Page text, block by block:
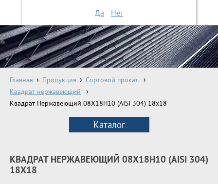
Да
Нет
ЗАКАЗАТЬ ОБРАТНЫЙ ЗВОНОК
Главная Продукция
Сортовой прокат
Квадрат нержавеющий
Квадрат Нержавеющий 08Х18Н10 (AISI 304) 18х18
Каталог
КВАДРАТ НЕРЖАВЕЮЩИЙ 08Х18Н10 (AISI 304)
18Х18